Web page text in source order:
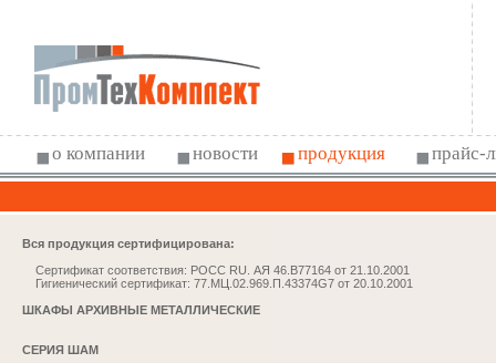
о компании новости продукция прайс-
Статья
Статья
Статья
Вся продукция сертифицирована:
Сертификат соответствия: РОСС RU. АЯ 46.B77164 от 21.10.2001
Гигиенический сертификат: 77.МЦ.02.969.П.43374G7 от 20.10.2001
ШКАФЫ АРХИВНЫЕ МЕТАЛЛИЧЕСКИЕ
СЕРИЯ ШАМ